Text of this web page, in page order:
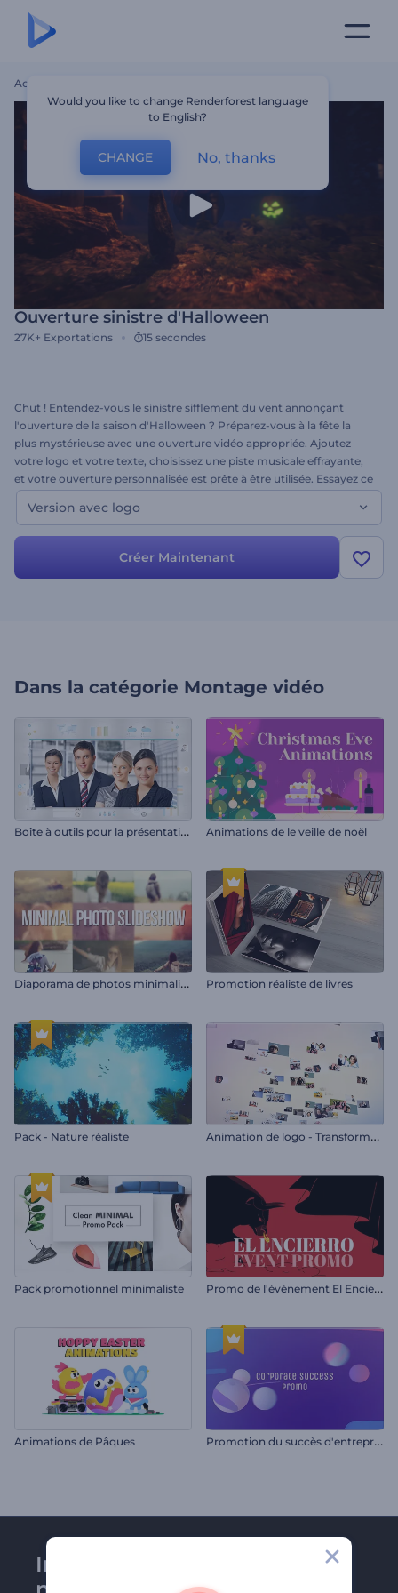
Accueil
Ouverture sinistre d'Halloween
27K+ Exportations 15 secondes
Chut ! Entendez-vous le sinistre sifflement du vent annonçant
l'ouverture de la saison d'Halloween ? Préparez-vous à la fête la
plus mystérieuse avec une ouverture vidéo appropriée. Ajoutez
votre logo et votre texte, choisissez une piste musicale effrayante,
et votre ouverture personnalisée est prête à être utilisée. Essayez ce
modèle sans plus attendre !
Version avec logo
Créer Maintenant
Dans la catégorie Montage vidéo
B
oîte à outils pour la présentation de l'entreprise Animations de le veille de noël
D
iaporama de photos minimaliste Promotion réaliste de livres
Pack - Nature réaliste A
nimation de logo - Transformation de l'image
Pack promotionnel minimaliste P
romo de l'événement El Encierro
Animations de Pâques P
romotion du succès d'entreprise
Inscrivez-vous à la
Would you like to change Renderforest language
to English?
CHANGE No, thanks